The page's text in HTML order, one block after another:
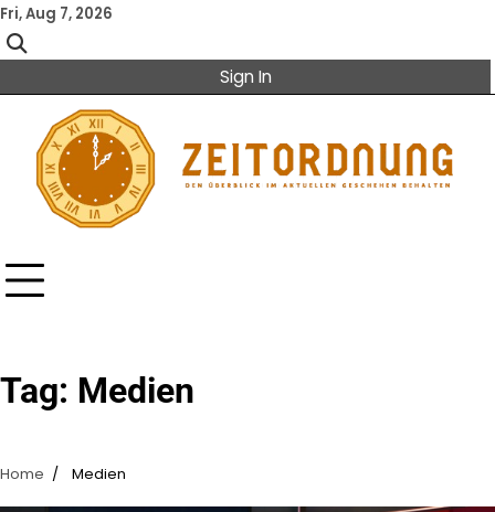
Skip
to
content
Fri, Aug 7, 2026
Sign In
Tag: Medien
Home Medien